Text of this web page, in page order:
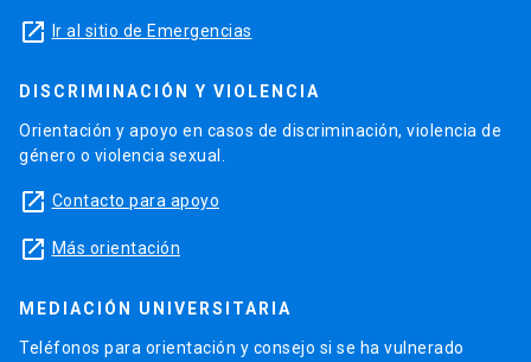
launch Ir al sitio de Emergencias
DISCRIMINACIÓN Y VIOLENCIA
Orientación y apoyo en casos de discriminación, violencia de
género o violencia sexual.
launch Contacto para apoyo
launch Más orientación
MEDIACIÓN UNIVERSITARIA
Teléfonos para orientación y consejo si se ha vulnerado